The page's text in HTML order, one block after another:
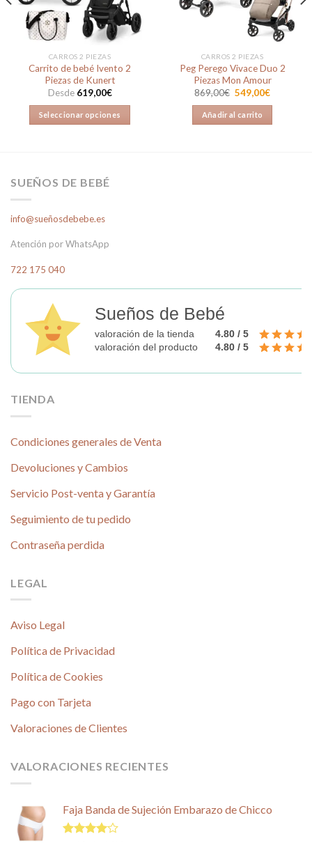
CARROS 2 PIEZAS
Carrito de bebé Ivento 2
Piezas de Kunert
Desde 619,00€
Seleccionar opciones
múltiples
variantes.
opciones
pueden
la
página
de
producto
CARROS 2 PIEZAS
Peg Perego Vivace Duo 2
Piezas Mon Amour
869,00€ El
precio
original
era:
869,00€.
549,00€El
549,00€.
Añadir al carrito
SUEÑOS DE BEBÉ
info@sueñosdebebe.es
Atención por WhatsApp
722 175 040
Sueños de Bebé
valoración de la tienda
4.80 / 5
valoración del producto
4.80 / 5
TIENDA
Condiciones generales de Venta
Devoluciones y Cambios
Servicio Post-venta y Garantía
Seguimiento de tu pedido
Contraseña perdida
LEGAL
Aviso Legal
Política de Privacidad
Política de Cookies
Pago con Tarjeta
Valoraciones de Clientes
VALORACIONES RECIENTES
Faja Banda de Sujeción Embarazo de Chicco